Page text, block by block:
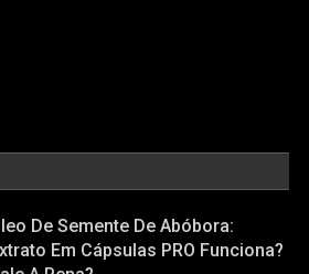
De Semente De Abóbora:
Em Cápsulas PRO Funciona?